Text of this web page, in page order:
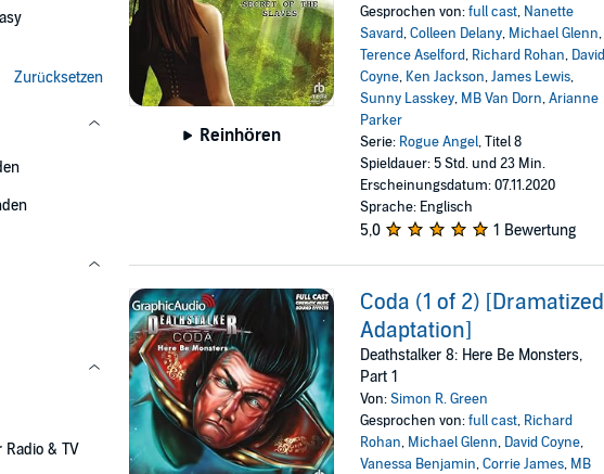
Zurücksetzen
Radio & TV
Reinhören
Gesprochen von:full cast, Nanette
Savard,Colleen Delany, Michael Glenn,
Terence Aselford, Richard Rohan, David
Coyne, Ken Jackson,James Lewis,
Sunny Lasskey, MB Van Dorn,Arianne
Parker
Serie: Rogue Angel, Titel 8
Spieldauer: 5 Std. und 23 Min.
Erscheinungsdatum: 07.11.2020
Sprache: Englisch
5,0 1 Bewertung
Coda (1 of 2) [Dramatized
Adaptation]
Deathstalker 8: Here Be Monsters,
Part 1
Von:Simon R. Green
Gesprochen von:full cast, Richard
Rohan, Michael Glenn, David Coyne,
Vanessa Benjamin,Corrie James, MB